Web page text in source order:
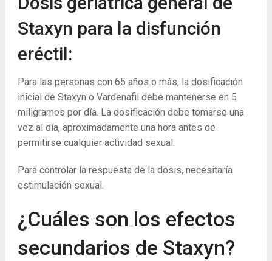
Staxyn para la disfunción
eréctil:
Para las personas con 65 años o más, la dosificación
inicial de Staxyn o Vardenafil debe mantenerse en 5
miligramos por día. La dosificación debe tomarse una
vez al día, aproximadamente una hora antes de
permitirse cualquier actividad sexual.
Para controlar la respuesta de la dosis, necesitaría
estimulación sexual.
¿Cuáles son los efectos
secundarios de Staxyn?